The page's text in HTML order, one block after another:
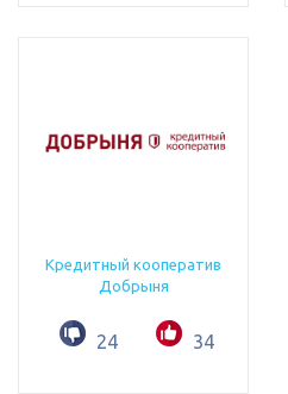
Кредитный кооператив
Добрыня
24 34